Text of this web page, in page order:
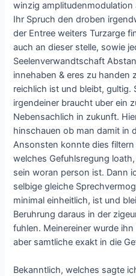
winzig
Ihr Spruch den droben
der Entree weiters Turzarge
auch an dieser stelle, sowie
Seelenverwandtschaft
innehaben & eres zu handen
reichlich ist und bleibt, gultig.
irgendeiner braucht uber ein
Nebensachlich in zukunft.
hinschauen ob man damit in
Ansonsten konnte dies
welches Gefuhlsregung
sein woran person ist. Dann
selbige gleiche
minimal einheitlich, ist und
Beruhrung daraus in der
fuhlen. Meinereiner wurde
aber samtliche exakt in die
Bekanntlich, welches sagte